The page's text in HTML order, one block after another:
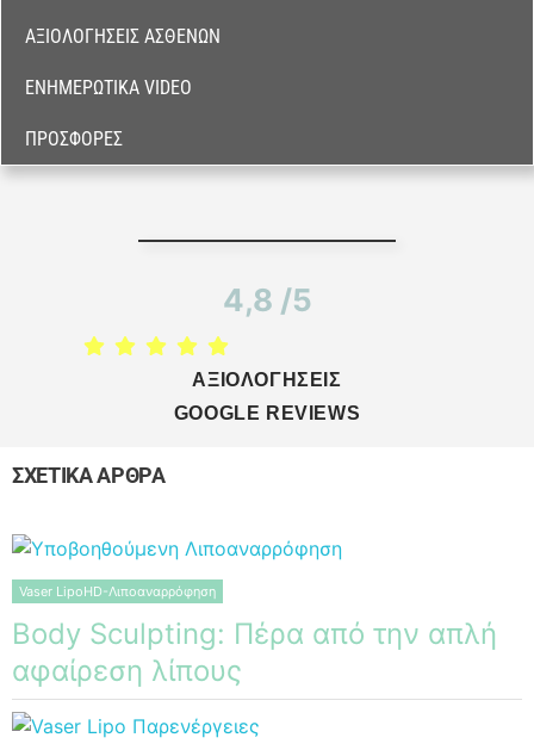
ΑΞΙΟΛΟΓΉΣΕΙΣ ΑΣΘΕΝΏΝ
ΕΝΗΜΕΡΩΤΙΚΆ VIDEO
ΠΡΟΣΦΟΡΈΣ
4,8 /5
ΑΞΙΟΛΟΓΗΣΕΙΣ
GOOGLE REVIEWS
ΣΧΕΤΙΚΑ ΑΡΘΡΑ
Vaser LipoHD-Λιποαναρρόφηση
Body Sculpting: Πέρα από την απλή
αφαίρεση λίπους